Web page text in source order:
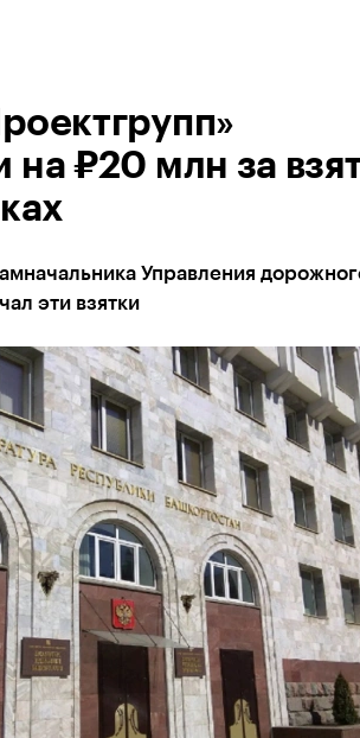
₽20 млн за
Управления
эти взятки